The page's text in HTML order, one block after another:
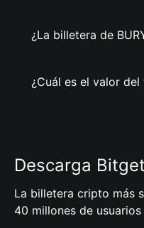
¿La billetera de
¿Cuál es el valor del
Descarga
La billetera cripto más
40 millones de usuarios